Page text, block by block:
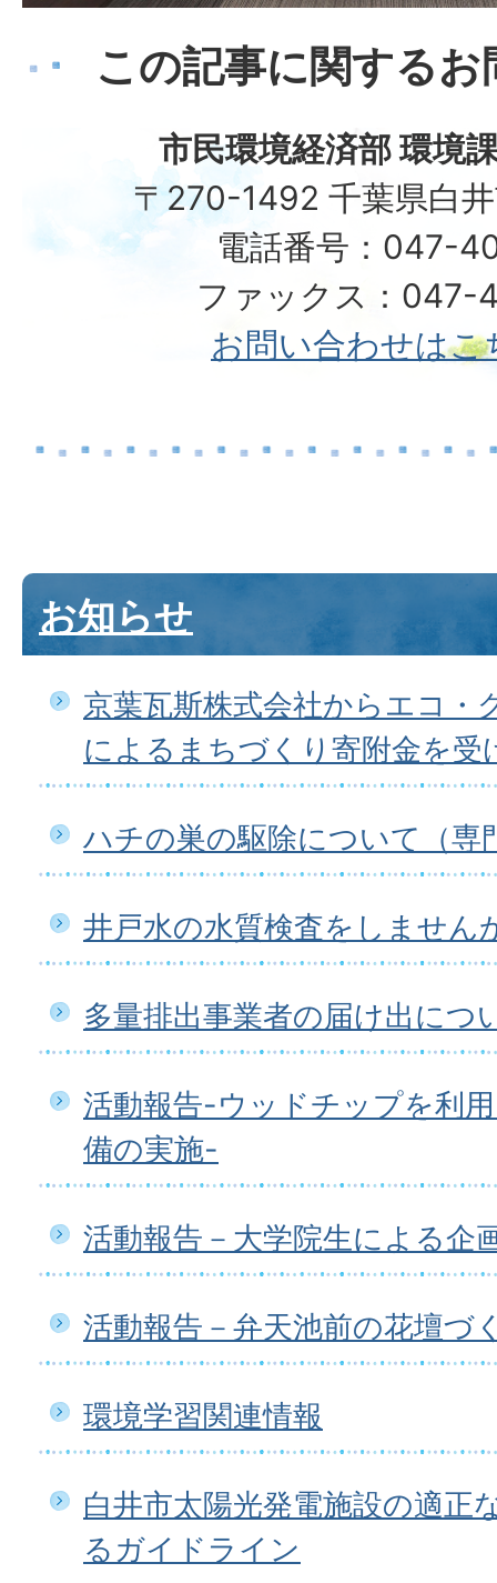
この記事に関する
市民環境経済部 環境
〒270-1492 千葉県白
電話番号：047-
ファックス：047-
お問い合わせはこ
お知らせ
京葉瓦斯株式会社からエコ・
によるまちづくり寄附金を受
ハチの巣の駆除について（専
井戸水の水質検査をしません
多量排出事業者の届け出につ
活動報告-ウッドチップを利
備の実施-
活動報告－大学院生による企
活動報告－弁天池前の花壇づ
環境学習関連情報
白井市太陽光発電施設の適正
るガイドライン